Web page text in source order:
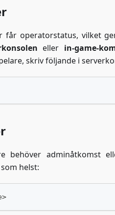
får operatorstatus, vilket
eller in-game-
skriv följande i
behöver adminåtkomst
helst: